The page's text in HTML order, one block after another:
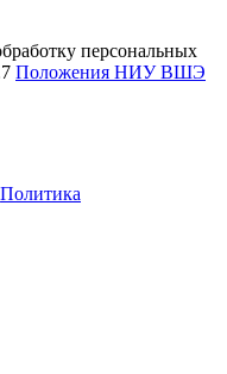
персональных
Положения НИУ ВШЭ
Политика